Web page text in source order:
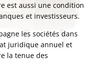
est aussi une condition
et investisseurs.
les sociétés dans
juridique annuel et
la tenue des